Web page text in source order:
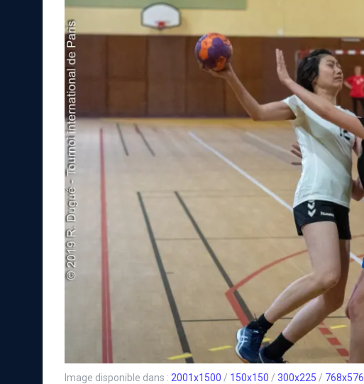
Image disponible dans : 2001x1500 / 150x150 / 300x225 / 768x576